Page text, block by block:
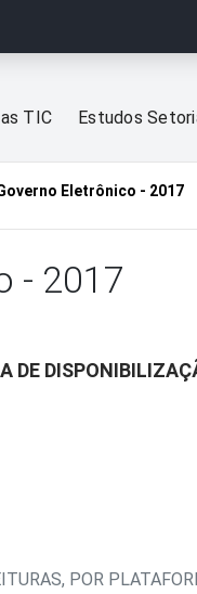
TIC Estudos
Eletrônico - 2017
- 2017
DE
POR